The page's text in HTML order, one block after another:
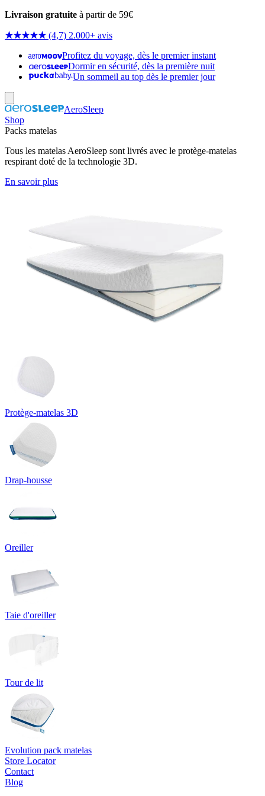
Livraison gratuite à partir de 59€
★★★★★ (4,7) 2.000+ avis
Profitez du voyage, dès le premier instant
Dormir en sécurité, dès la première nuit
Un sommeil au top dès le premier jour
AeroSleep
Shop
Packs matelas
Tous les matelas AeroSleep sont livrés avec le protège-matelas
respirant doté de la technologie 3D.
En savoir plus
Protège-matelas 3D
Drap-housse
Oreiller
Taie d'oreiller
Tour de lit
Evolution pack matelas
Store Locator
Contact
Blog